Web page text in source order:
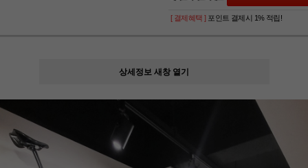
[ 결제혜택 ] 포인트 결제시 1% 적립!
상세정보 새창 열기